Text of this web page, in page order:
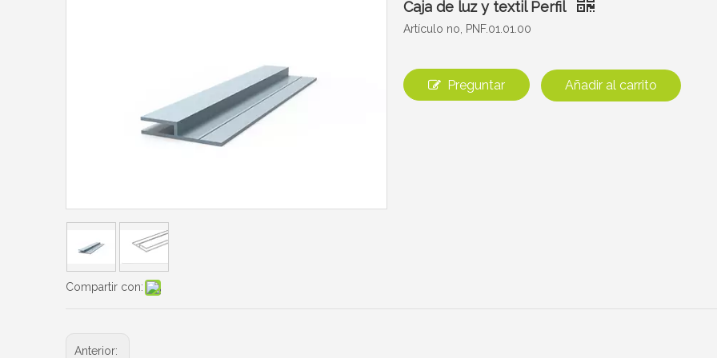
Compartir con:
Caja de luz y textil Perfil
Artículo no, PNF.01.01.00
Preguntar Añadir al carrito
Anterior: